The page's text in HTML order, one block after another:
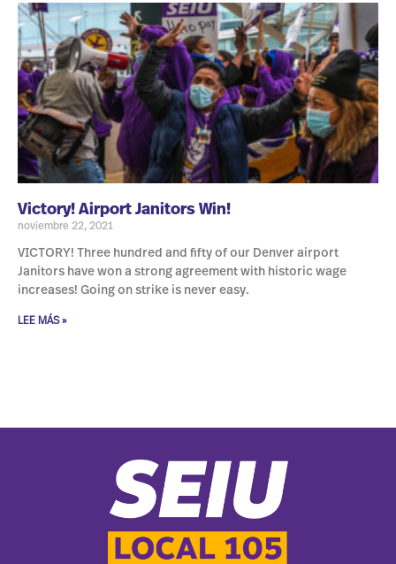
Victory! Airport Janitors Win!
noviembre 22, 2021
VICTORY! Three hundred and fifty of our Denver airport
Janitors have won a strong agreement with historic wage
increases! Going on strike is never easy.
LEE MÁS »